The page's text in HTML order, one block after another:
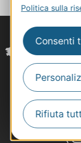
Politica sulla
Consenti
Rifiuta